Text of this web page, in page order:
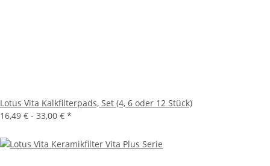
Lotus Vita Kalkfilterpads, Set (4, 6 oder 12 Stück)
16,49 € - 33,00 € *